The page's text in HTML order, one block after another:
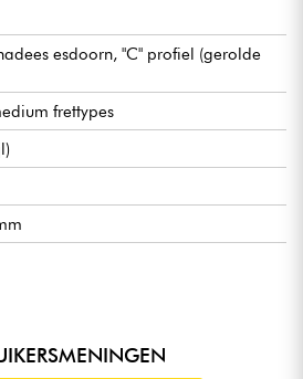
esdoorn, "C" profiel (gerolde
frettypes
Pickup set
schakelbaar
batterijen)
of passieve modus)
Body Thru gat